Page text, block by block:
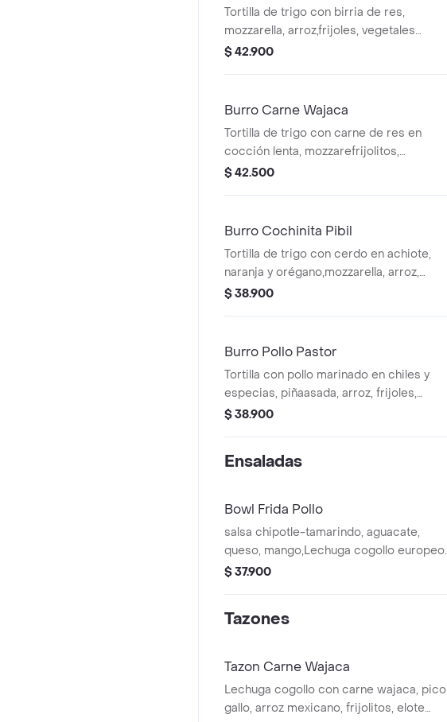
Tortilla de trigo con birria de res,
mozzarella, arroz,frijoles, vegetales
salteados, guacamole,crema agria y
$ 42.900
Burro Carne Wajaca
Tortilla de trigo con carne de res en
cocción lenta, mozzarefrijolitos,
guacamole, pico de gallo + sour
$ 42.500
Burro Cochinita Pibil
Tortilla de trigo con cerdo en achiote,
naranja y orégano,mozzarella, arroz,
frijoles, vegetales salteados,guacamole,
$ 38.900
Burro Pollo Pastor
Tortilla con pollo marinado en chiles y
especias, piñaasada, arroz, frijoles,
vegetales salteados,guacamole, crema
$ 38.900
Ensaladas
Bowl Frida Pollo
salsa chipotle-tamarindo, aguacate,
queso, mango,Lechuga cogollo europeo
con pollo, champiñones enpico de gallo y
$ 37.900
Tazones
Tazon Carne Wajaca
Lechuga cogollo con carne wajaca, pico
gallo, arroz mexicano, frijolitos, elote